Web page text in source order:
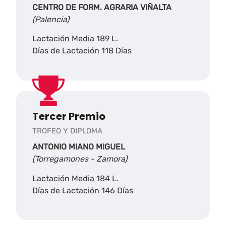
CENTRO DE FORM. AGRARIA VIÑALTA
(Palencia)
Lactación Media 189 L.
Días de Lactación 118 Días
Tercer Premio
TROFEO Y DIPLOMA
ANTONIO MIANO MIGUEL
(Torregamones - Zamora)
Lactación Media 184 L.
Días de Lactación 146 Días